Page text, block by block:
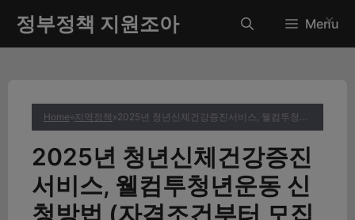
츠
정부정책 지원조아 Menu
Home»지역정책 » 2025년 청년신체건강증진서비스, 웰컴투청년운동 신청방법 (자격조건부터 모집기간까지)
2025년 청년신체건강증진
서비스, 웰컴투청년운동 신
청방법 (자격조건부터 모집
✕